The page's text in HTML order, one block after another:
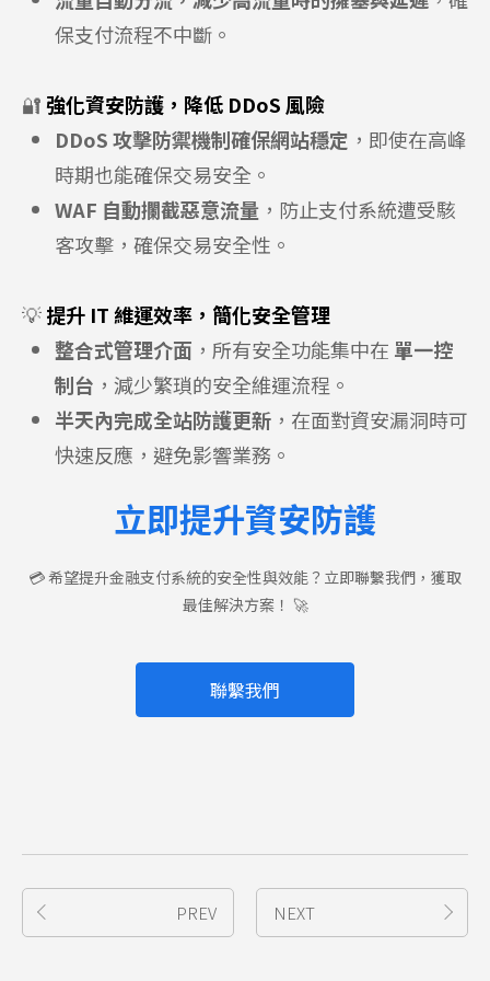
保支付流程不中斷。
🔐強化資安防護，降低 DDoS 風險
DDoS 攻擊防禦機制確保網站穩定 ，即使在高峰
時期也能確保交易安全。
WAF 自動攔截惡意流量 ，防止支付系統遭受駭
客攻擊，確保交易安全性。
💡提升 IT 維運效率，簡化安全管理
整合式管理介面 ，所有安全功能集中在 單一控
制台 ，減少繁瑣的安全維運流程。
半天內完成全站防護更新 ，在面對資安漏洞時可
快速反應，避免影響業務。
立即提升資安防護
💳 希望提升金融支付系統的安全性與效能？立即聯繫我們，獲取
最佳解決方案！ 🚀
聯繫我們
PREV NEXT